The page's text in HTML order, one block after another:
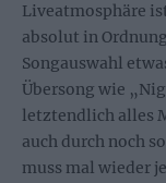
Liveatmosphäre
absolut in
Songauswahl
Übersong wie
letztendlich alles
auch durch noch
muss mal wieder